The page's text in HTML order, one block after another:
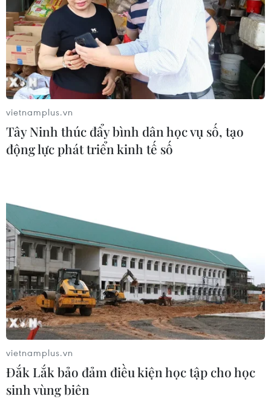
vietnamplus.vn
Tây Ninh thúc đẩy bình dân học vụ số, tạo
động lực phát triển kinh tế số
vietnamplus.vn
Đắk Lắk bảo đảm điều kiện học tập cho học
sinh vùng biên